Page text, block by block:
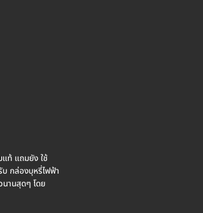
แท้ แถมยัง ใช้
กล่องบุหรี่ไฟฟ้า
นานสุดๆ โดย